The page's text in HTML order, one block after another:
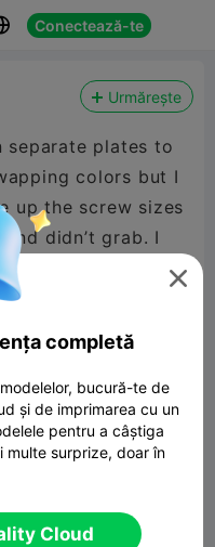
Conectează-te
Urmărește
separate plates to
colors but I
up the screw sizes
didn’t grab. I
for the screws and

completă
bucură-te de
și de imprimarea cu un
pentru a câștiga
multe surprize, doar în
Cloud